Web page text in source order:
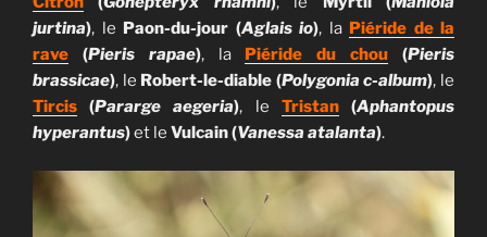
jurtina), le Paon-du-jour (Aglais io), la Piéride de la
rave (Pieris rapae), la Piéride du chou (Pieris
brassicae), le Robert-le-diable (Polygonia c-album), le
Tircis (Pararge aegeria), le Tristan(Aphantopus
hyperantus)et le Vulcain (Vanessa atalanta).